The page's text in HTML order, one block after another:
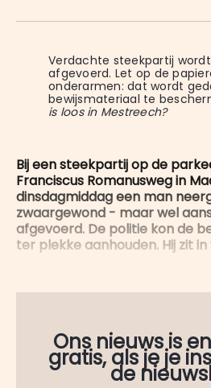
WhatsApp
Facebook
LinkedIn
X
E-
Verdachte steekpartij
afgevoerd. Let op de
onderarmen: dat wordt
bewijsmateriaal te
is loos in Mestreech?
Bij een steekpartij op de
Franciscus Romanusweg in
dinsdagmiddag een man
zwaargewond - maar wel
afgevoerd. De politie kon de
ter plekke aanhouden. Hij zit
Ons nieuws is
gratis, als je je
de